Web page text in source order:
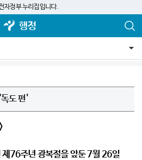
자정부 누리집입니다.
행정
도 편'
76주년 광복절을 앞둔 7월 26일